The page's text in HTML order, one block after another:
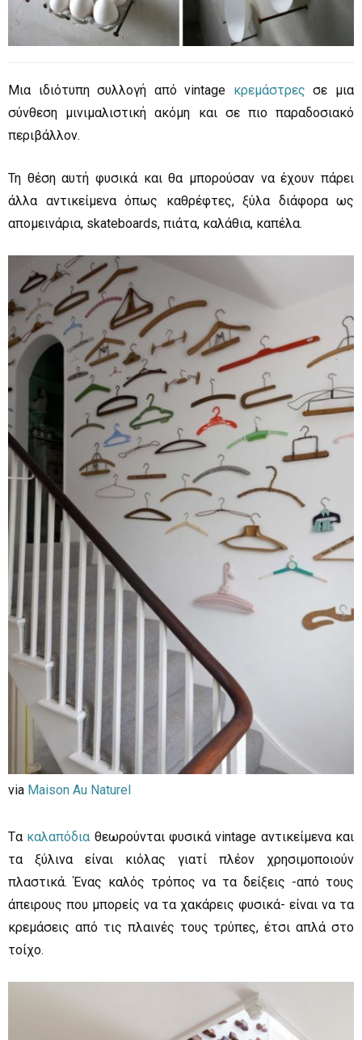
Μια ιδιότυπη συλλογή από vintage κρεμάστρες σε μια
σύνθεση μινιμαλιστική ακόμη και σε πιο παραδοσιακό
περιβάλλον.
Τη θέση αυτή φυσικά και θα μπορούσαν να έχουν πάρει
άλλα αντικείμενα όπως καθρέφτες, ξύλα διάφορα ως
απομεινάρια, skateboards, πιάτα, καλάθια, καπέλα.
via Maison Au Naturel
Tα καλαπόδια θεωρούνται φυσικά vintage αντικείμενα και
τα ξύλινα είναι κιόλας γιατί πλέον χρησιμοποιούν
πλαστικά. Ένας καλός τρόπος να τα δείξεις -από τους
άπειρους που μπορείς να τα χακάρεις φυσικά- είναι να τα
κρεμάσεις από τις πλαινές τους τρύπες, έτσι απλά στο
τοίχο.